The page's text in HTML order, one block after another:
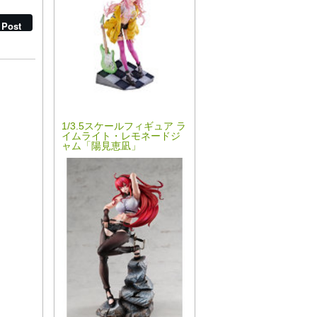
Post
1/3.5スケールフィギュア ラ
イムライト・レモネードジ
ャム「陽見恵凪」